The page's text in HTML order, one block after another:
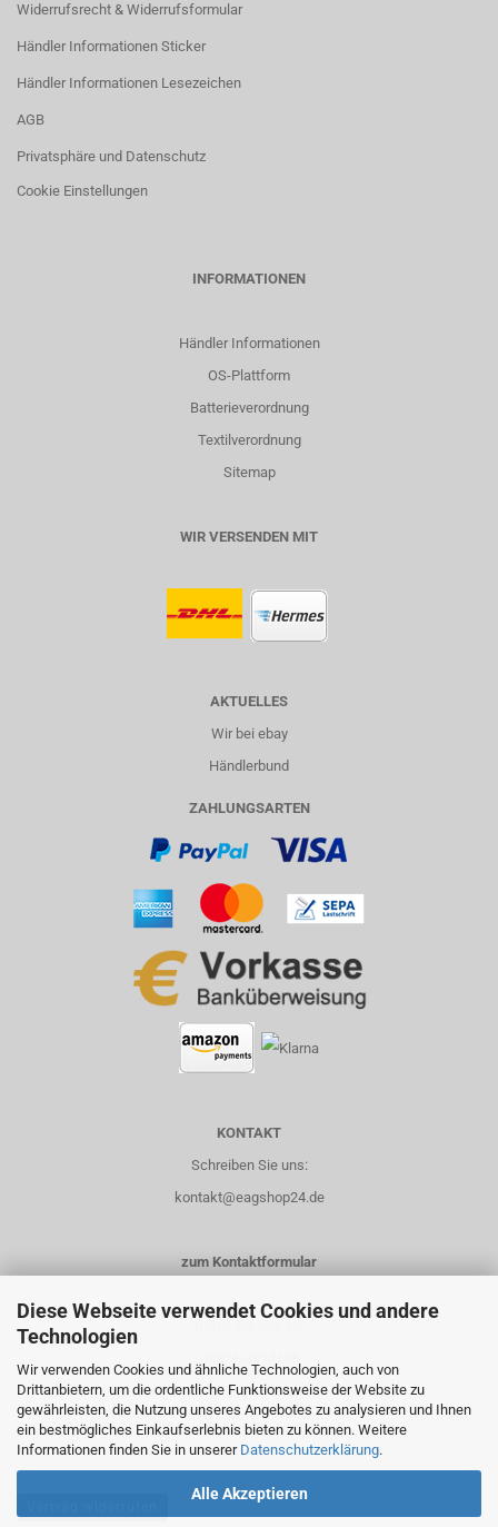
Diese Webseite verwendet Cookies und andere
Technologien
Wir verwenden Cookies und ähnliche Technologien, auch von
Drittanbietern, um die ordentliche Funktionsweise der Website zu
gewährleisten, die Nutzung unseres Angebotes zu analysieren und Ihnen
ein bestmögliches Einkaufserlebnis bieten zu können. Weitere
Informationen finden Sie in unserer Datenschutzerklärung.
Alle Akzeptieren
Widerrufsrecht & Widerrufsformular
Händler Informationen Sticker
Händler Informationen Lesezeichen
AGB
Privatsphäre und Datenschutz
Cookie Einstellungen
INFORMATIONEN
Händler Informationen
OS-Plattform
Batterieverordnung
Textilverordnung
Sitemap
WIR VERSENDEN MIT
AKTUELLES
Wir bei ebay
Händlerbund
ZAHLUNGSARTEN
KONTAKT
Schreiben Sie uns:
kontakt@eagshop24.de
zum Kontaktformular
0151-14435658